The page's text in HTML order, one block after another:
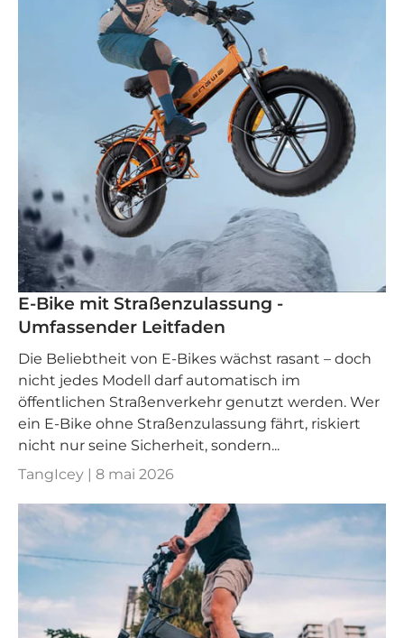
E-Bike mit Straßenzulassung -
Umfassender Leitfaden
Die Beliebtheit von E-Bikes wächst rasant – doch
nicht jedes Modell darf automatisch im
öffentlichen Straßenverkehr genutzt werden. Wer
ein E-Bike ohne Straßenzulassung fährt, riskiert
nicht nur seine Sicherheit, sondern...
TangIcey | 8 mai 2026